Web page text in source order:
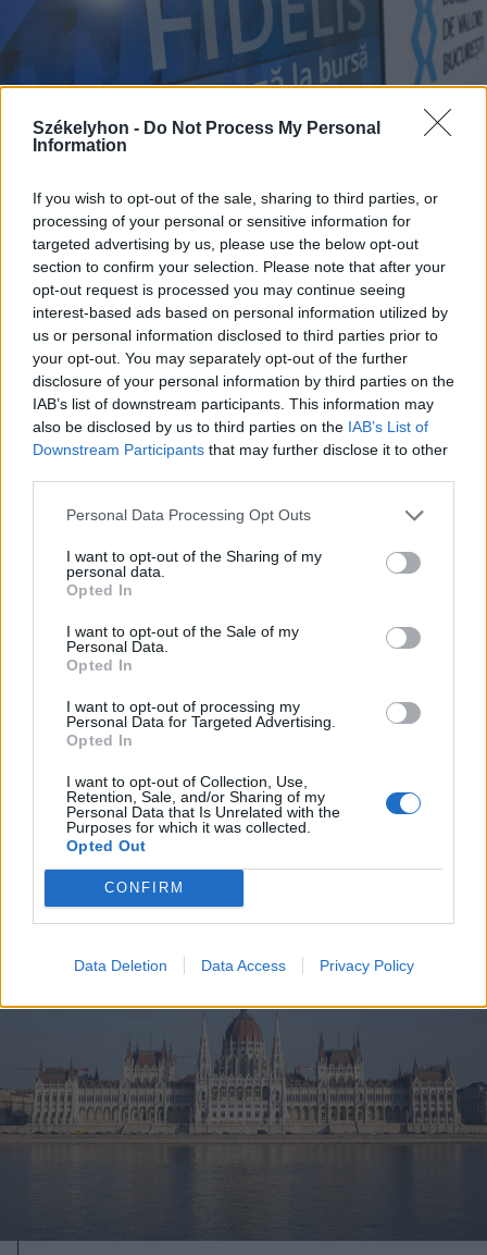
Székelyhon - Do Not Process My Personal
Information
If you wish to opt-out of the sale, sharing to third parties, or
processing of your personal or sensitive information for
targeted advertising by us, please use the below opt-out
section to confirm your selection. Please note that after your
opt-out request is processed you may continue seeing
interest-based ads based on personal information utilized by
us or personal information disclosed to third parties prior to
your opt-out. You may separately opt-out of the further
disclosure of your personal information by third parties on the
IAB’s list of downstream participants. This information may
also be disclosed by us to third parties on the IAB’s List of
Downstream Participants that may further disclose it to other
Personal Data Processing Opt Outs
I want to opt-out of the Sharing of my
personal data.
Opted In
I want to opt-out of the Sale of my
Personal Data.
Opted In
I want to opt-out of processing my
Personal Data for Targeted Advertising.
Opted In
I want to opt-out of Collection, Use,
Retention, Sale, and/or Sharing of my
Personal Data that Is Unrelated with the
Purposes for which it was collected.
Opted Out
CONFIRM
Data Deletion Data Access Privacy Policy
2026. augusztus 07., péntek
Ismét jegyezhetők a Fidelis
államkötvények, akár 7,5
százalékos kamattal
2026. augusztus 07., péntek
Viharokra figyelmeztetnek Csík- és
Udvarhelyszéken